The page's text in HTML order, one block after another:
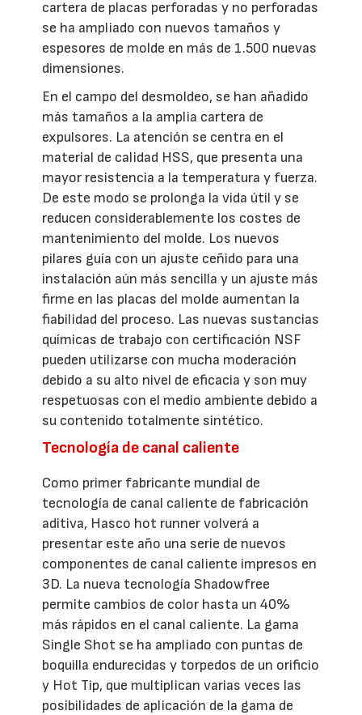
cartera de placas perforadas y no perforadas
se ha ampliado con nuevos tamaños y
espesores de molde en más de 1.500 nuevas
dimensiones.
En el campo del desmoldeo, se han añadido
más tamaños a la amplia cartera de
expulsores. La atención se centra en el
material de calidad HSS, que presenta una
mayor resistencia a la temperatura y fuerza.
De este modo se prolonga la vida útil y se
reducen considerablemente los costes de
mantenimiento del molde. Los nuevos
pilares guía con un ajuste ceñido para una
instalación aún más sencilla y un ajuste más
firme en las placas del molde aumentan la
fiabilidad del proceso. Las nuevas sustancias
químicas de trabajo con certificación NSF
pueden utilizarse con mucha moderación
debido a su alto nivel de eficacia y son muy
respetuosas con el medio ambiente debido a
su contenido totalmente sintético.
Tecnología de canal caliente
Como primer fabricante mundial de
tecnología de canal caliente de fabricación
aditiva, Hasco hot runner volverá a
presentar este año una serie de nuevos
componentes de canal caliente impresos en
3D. La nueva tecnología Shadowfree
permite cambios de color hasta un 40%
más rápidos en el canal caliente. La gama
Single Shot se ha ampliado con puntas de
boquilla endurecidas y torpedos de un orificio
y Hot Tip, que multiplican varias veces las
posibilidades de aplicación de la gama de